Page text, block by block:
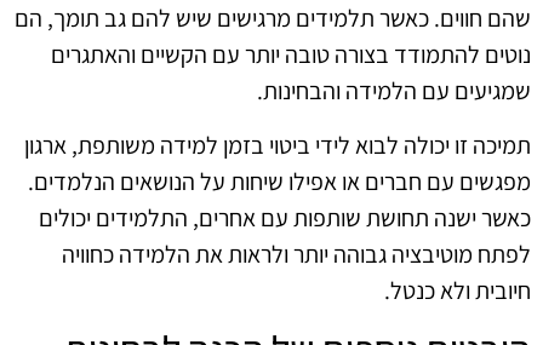
שהם חווים. כאשר תלמידים מרגישים שיש להם גב תומך, הם
נוטים להתמודד בצורה טובה יותר עם הקשיים והאתגרים
שמגיעים עם הלמידה והבחינות.
תמיכה זו יכולה לבוא לידי ביטוי בזמן למידה משותפת, ארגון
מפגשים עם חברים או אפילו שיחות על הנושאים הנלמדים.
כאשר ישנה תחושת שותפות עם אחרים, התלמידים יכולים
לפתח מוטיבציה גבוהה יותר ולראות את הלמידה כחוויה
חיובית ולא כנטל.